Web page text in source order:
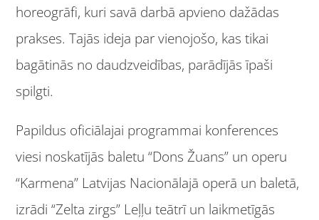
horeogrāfi, kuri savā darbā apvieno dažādas
prakses. Tajās ideja par vienojošo, kas tikai
bagātinās no daudzveidības, parādījās īpaši
spilgti.
Papildus oficiālajai programmai konferences
viesi noskatījās baletu “Dons Žuans” un operu
“Karmena” Latvijas Nacionālajā operā un baletā,
izrādi “Zelta zirgs” Leļļu teātrī un laikmetīgās